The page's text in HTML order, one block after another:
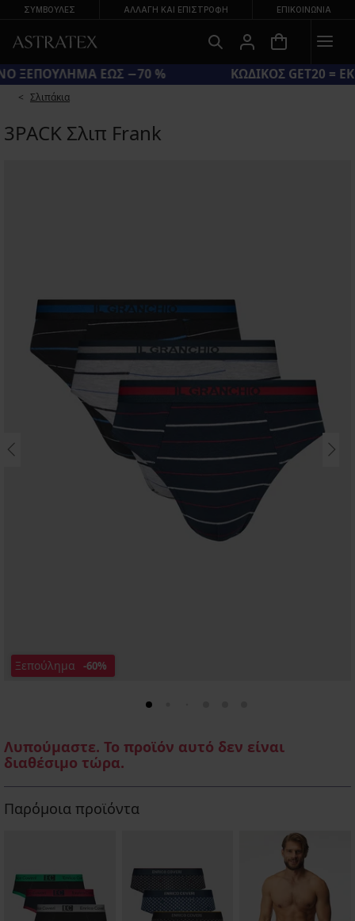
ΣΥΜΒΟΥΛΕΣ ΑΛΛΑΓΉ ΚΑΙ ΕΠΙΣΤΡΟΦΉ ΕΠΙΚΟΙΝΩΝΊΑ
ΜΕΓΑΛΟ ΚΑΛΟΚΑΙΡΙΝΟ ΞΕΠΟΥΛΗΜΑ ΕΩΣ −70 %
Σλιπάκια
3PACK Σλιπ Frank
Ξεπούλημα -60%
Λυπούμαστε. Το προϊόν αυτό δεν είναι
διαθέσιμο τώρα.
Παρόμοια προϊόντα